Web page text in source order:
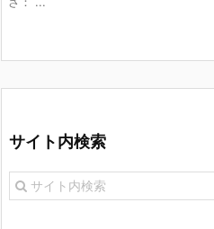
サイト内検索